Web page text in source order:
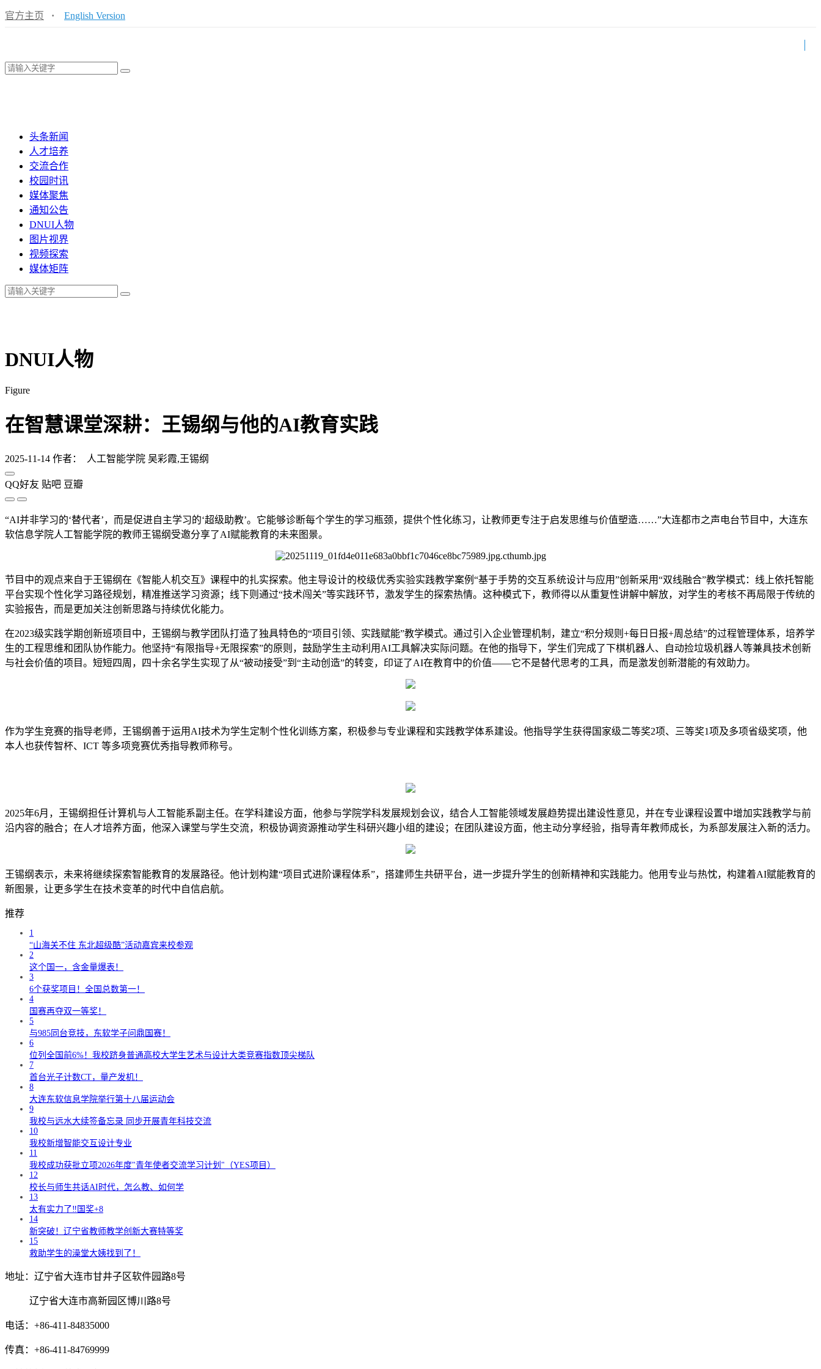
官方主页 · English Version
头条新闻
人才培养
交流合作
校园时讯
媒体聚焦
通知公告
DNUI人物
图片视界
视频探索
媒体矩阵
DNUI人物
Figure
在智慧课堂深耕：王锡纲与他的AI教育实践
2025-11-14 作者： 人工智能学院 吴彩霞,王锡纲
QQ好友 贴吧 豆瓣
“AI并非学习的‘替代者’，而是促进自主学习的‘超级助教’。它能够诊断每个学生的学习瓶颈，提供个性化练习，让教师更专注于启发思维与价值塑造……”大连都市之声电台节目中，大连东
软信息学院人工智能学院的教师王锡纲受邀分享了AI赋能教育的未来图景。
节目中的观点来自于王锡纲在《智能人机交互》课程中的扎实探索。他主导设计的校级优秀实验实践教学案例“基于手势的交互系统设计与应用”创新采用“双线融合”教学模式：线上依托智能
平台实现个性化学习路径规划，精准推送学习资源；线下则通过“技术闯关”等实践环节，激发学生的探索热情。这种模式下，教师得以从重复性讲解中解放，对学生的考核不再局限于传统的
实验报告，而是更加关注创新思路与持续优化能力。
在2023级实践学期创新班项目中，王锡纲与教学团队打造了独具特色的“项目引领、实践赋能”教学模式。通过引入企业管理机制，建立“积分规则+每日日报+周总结”的过程管理体系，培养学
生的工程思维和团队协作能力。他坚持“有限指导+无限探索”的原则，鼓励学生主动利用AI工具解决实际问题。在他的指导下，学生们完成了下棋机器人、自动捡垃圾机器人等兼具技术创新
与社会价值的项目。短短四周，四十余名学生实现了从“被动接受”到“主动创造”的转变，印证了AI在教育中的价值——它不是替代思考的工具，而是激发创新潜能的有效助力。
作为学生竞赛的指导老师，王锡纲善于运用AI技术为学生定制个性化训练方案，积极参与专业课程和实践教学体系建设。他指导学生获得国家级二等奖2项、三等奖1项及多项省级奖项，他
本人也获传智杯、ICT 等多项竞赛优秀指导教师称号。
2025年6月，王锡纲担任计算机与人工智能系副主任。在学科建设方面，他参与学院学科发展规划会议，结合人工智能领域发展趋势提出建设性意见，并在专业课程设置中增加实践教学与前
沿内容的融合；在人才培养方面，他深入课堂与学生交流，积极协调资源推动学生科研兴趣小组的建设；在团队建设方面，他主动分享经验，指导青年教师成长，为系部发展注入新的活力。
王锡纲表示，未来将继续探索智能教育的发展路径。他计划构建“项目式进阶课程体系”，搭建师生共研平台，进一步提升学生的创新精神和实践能力。他用专业与热忱，构建着AI赋能教育的
新图景，让更多学生在技术变革的时代中自信启航。
推荐
1
“山海关不住 东北超级酷”活动嘉宾来校参观
2
这个国一，含金量爆表！
3
6个获奖项目！全国总数第一！
4
国赛再夺双一等奖！
5
与985同台竞技，东软学子问鼎国赛！
6
位列全国前6%！我校跻身普通高校大学生艺术与设计大类竞赛指数顶尖梯队
7
首台光子计数CT，量产发机！
8
大连东软信息学院举行第十八届运动会
9
我校与远水大续签备忘录 同步开展青年科技交流
10
我校新增智能交互设计专业
11
我校成功获批立项2026年度"青年使者交流学习计划"（YES项目）
12
校长与师生共话AI时代，怎么教、如何学
13
太有实力了‼️国奖+8
14
新突破！辽宁省教师教学创新大赛特等奖
15
救助学生的澡堂大姨找到了！
地址：辽宁省大连市甘井子区软件园路8号
辽宁省大连市高新园区博川路8号
电话：+86-411-84835000
传真：+86-411-84769999